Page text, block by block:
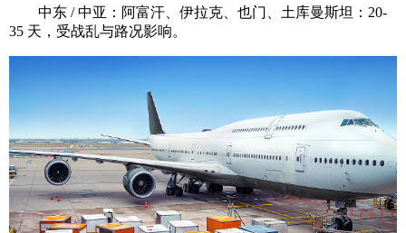
中东 / 中亚：阿富汗、伊拉克、也门、土库曼斯坦：20-
35 天，受战乱与路况影响。